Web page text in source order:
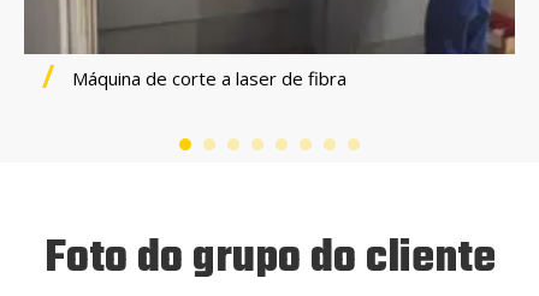
Máquina de corte a laser de fibra
Foto do grupo do cliente